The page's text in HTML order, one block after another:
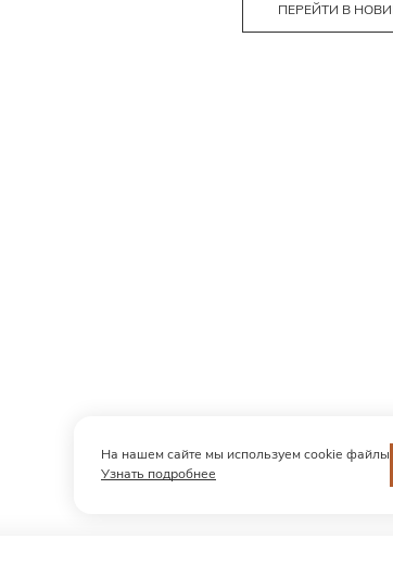
ПЕРЕЙТИ В
На нашем сайте мы используем cookie файлы
Узнать подробнее